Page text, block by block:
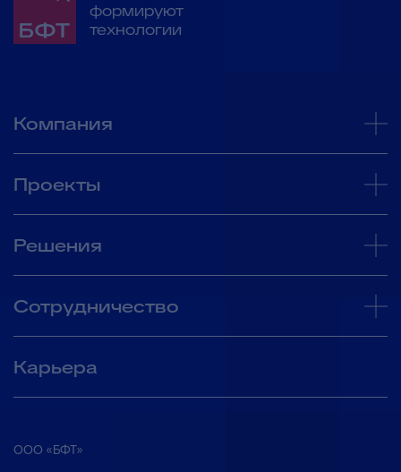
формируют
технологии
Компания
Проекты
Решения
Сотрудничество
Карьера
ООО «БФТ»